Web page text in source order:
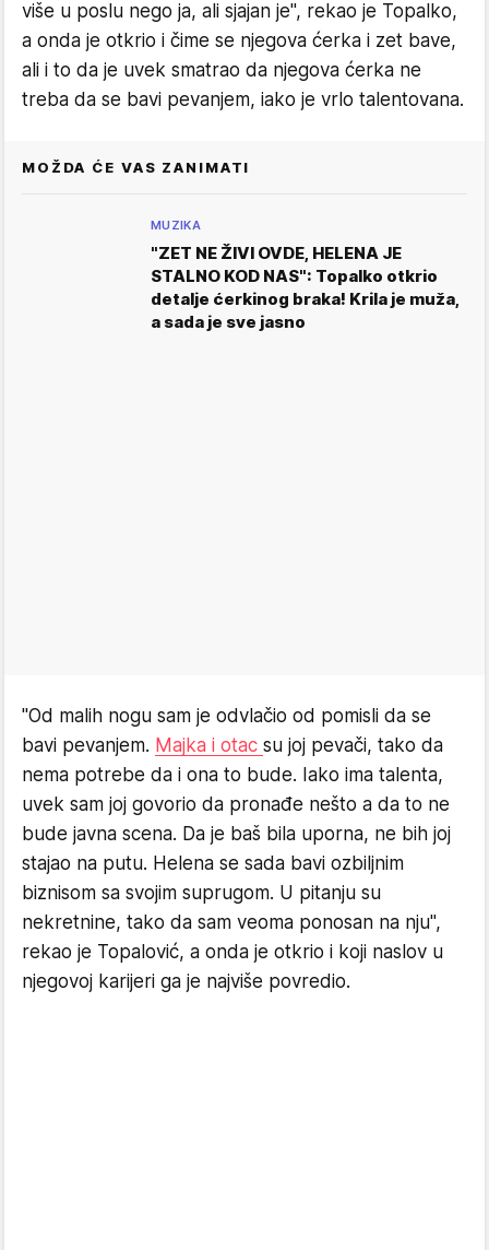
više u poslu nego ja, ali sjajan je", rekao je Topalko,
a onda je otkrio i čime se njegova ćerka i zet bave,
ali i to da je uvek smatrao da njegova ćerka ne
treba da se bavi pevanjem, iako je vrlo talentovana.
MOŽDA ĆE VAS ZANIMATI
MUZIKA
"ZET NE ŽIVI OVDE, HELENA JE
STALNO KOD NAS": Topalko otkrio
detalje ćerkinog braka! Krila je muža,
a sada je sve jasno
"Od malih nogu sam je odvlačio od pomisli da se
bavi pevanjem. Majka i otac su joj pevači, tako da
nema potrebe da i ona to bude. Iako ima talenta,
uvek sam joj govorio da pronađe nešto a da to ne
bude javna scena. Da je baš bila uporna, ne bih joj
stajao na putu. Helena se sada bavi ozbiljnim
biznisom sa svojim suprugom. U pitanju su
nekretnine, tako da sam veoma ponosan na nju",
rekao je Topalović, a onda je otkrio i koji naslov u
njegovoj karijeri ga je najviše povredio.